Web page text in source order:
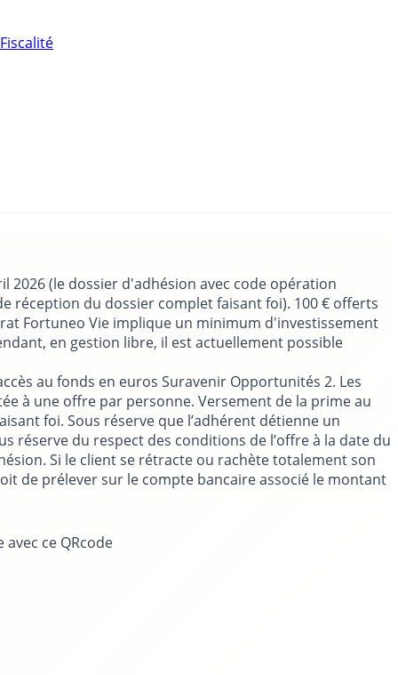
2026 (le dossier d'adhésion avec code opération
réception du dossier complet faisant foi). 100 € offerts
Fortuneo Vie implique un minimum d'investissement
en gestion libre, il est actuellement possible
au fonds en euros Suravenir Opportunités 2. Les
à une offre par personne. Versement de la prime au
foi. Sous réserve que l’adhérent détienne un
réserve du respect des conditions de l’offre à la date du
Si le client se rétracte ou rachète totalement son
de prélever sur le compte bancaire associé le montant
ce QRcode